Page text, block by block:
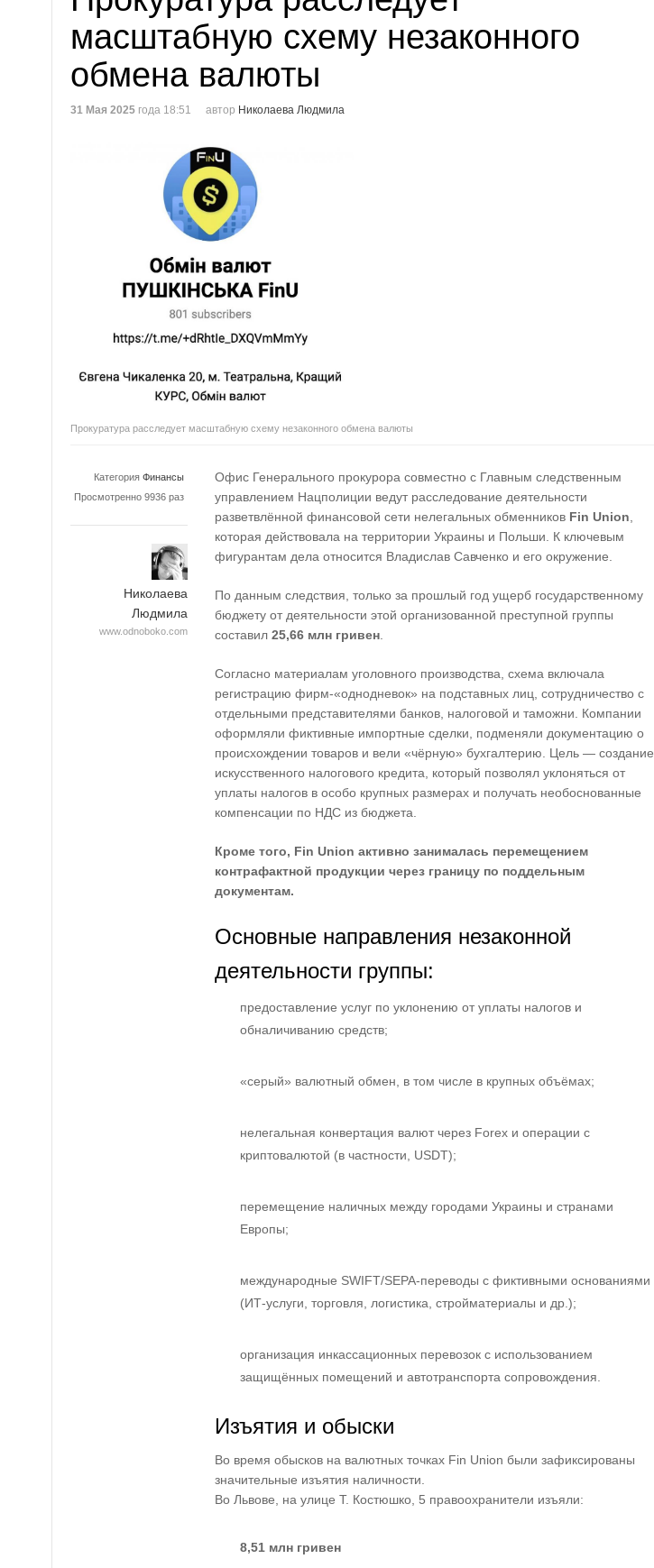
масштабную схему незаконного
обмена валюты
31 Мая 2025 года 18:51 автор Николаева Людмила
Прокуратура расследует масштабную схему незаконного обмена валюты
Категория Финансы
Просмотренно 9936 раз
Николаева
Людмила
www.odnoboko.com
Офис Генерального прокурора совместно с Главным следственным
управлением Нацполиции ведут расследование деятельности
разветвлённой финансовой сети нелегальных обменников Fin Union
которая действовала на территории Украины и Польши. К ключевым
фигурантам дела относится Владислав Савченко и его окружение.
По данным следствия, только за прошлый год ущерб государственному
бюджету от деятельности этой организованной преступной группы
составил 25,66 млн гривен
Согласно материалам уголовного производства, схема включала
регистрацию фирм-«однодневок» на подставных лиц, сотрудничество с
отдельными представителями банков, налоговой и таможни. Компании
оформляли фиктивные импортные сделки, подменяли документацию о
происхождении товаров и вели «чёрную» бухгалтерию. Цель — создание
искусственного налогового кредита, который позволял уклоняться от
уплаты налогов в особо крупных размерах и получать необоснованные
компенсации по НДС из бюджета.
Кроме того, Fin Union активно занималась перемещением
контрафактной продукции через границу по поддельным
документам.
Основные направления незаконной
деятельности группы:
предоставление услуг по уклонению от уплаты налогов и
обналичиванию средств;
«серый» валютный обмен, в том числе в крупных объёмах;
нелегальная конвертация валют через Forex и операции с
криптовалютой (в частности, USDT);
перемещение наличных между городами Украины и странами
Европы;
международные SWIFT/SEPA-переводы с фиктивными основаниями
(ИТ-услуги, торговля, логистика, стройматериалы и др.);
организация инкассационных перевозок с использованием
защищённых помещений и автотранспорта сопровождения.
Изъятия и обыски
Во время обысков на валютных точках Fin Union были зафиксированы
значительные изъятия наличности.
Во Львове, на улице Т. Костюшко, 5 правоохранители изъяли:
8,51 млн гривен